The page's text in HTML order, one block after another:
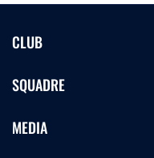
CLUB
SQUADRE
MEDIA